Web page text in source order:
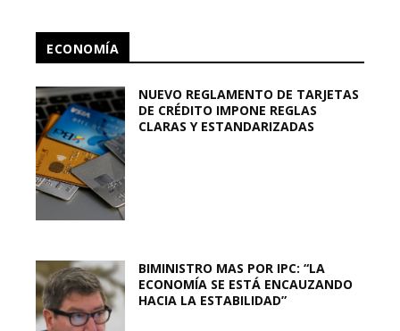
ECONOMÍA
NUEVO REGLAMENTO DE TARJETAS
DE CRÉDITO IMPONE REGLAS
CLARAS Y ESTANDARIZADAS
BIMINISTRO MAS POR IPC: “LA
ECONOMÍA SE ESTÁ ENCAUZANDO
HACIA LA ESTABILIDAD”